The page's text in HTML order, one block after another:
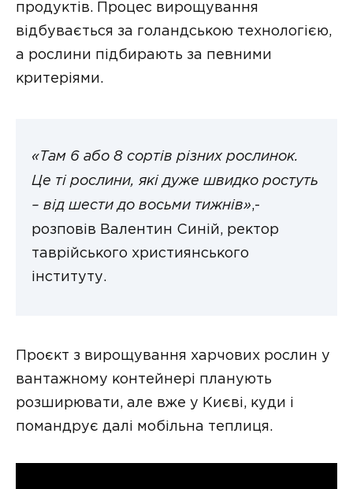
продуктів. Процес вирощування
відбувається за голандською технологією,
а рослини підбирають за певними
критеріями.
«Там 6 або 8 сортів різних рослинок.
Це ті рослини, які дуже швидко ростуть
– від шести до восьми тижнів»,-
розповів Валентин Синій, ректор
таврійського християнського
інституту.
Проєкт з вирощування харчових рослин у
вантажному контейнері планують
розширювати, але вже у Києві, куди і
помандрує далі мобільна теплиця.